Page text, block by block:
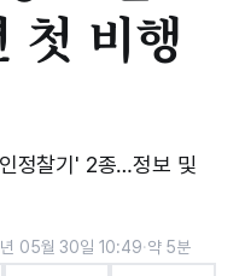
첫 비행
정찰기' 2종…정보 및
05월 30일 10:49·약 5분